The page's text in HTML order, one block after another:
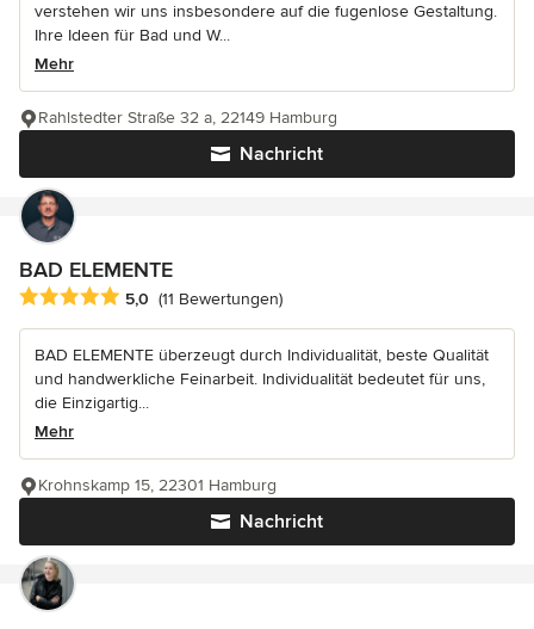
verstehen wir uns insbesondere auf die fugenlose Gestaltung.
Ihre Ideen für Bad und W...
Mehr
Nachricht
Rahlstedter Straße 32 a, 22149 Hamburg
BAD ELEMENTE
Durchschnittliche Bewertung: 5 von 5 Sternen
5,0 (11 Bewertungen)
BAD ELEMENTE überzeugt durch Individualität, beste Qualität
und handwerkliche Feinarbeit. Individualität bedeutet für uns,
die Einzigartig...
Mehr
Nachricht
Krohnskamp 15, 22301 Hamburg